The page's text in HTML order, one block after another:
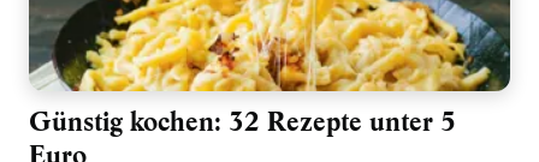
Günstig kochen: 32 Rezepte unter 5